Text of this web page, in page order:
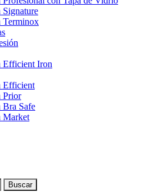
Terminox
Efficient Iron
Efficient
Prior
Bra Safe
Market